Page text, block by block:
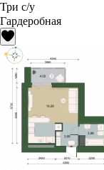
Три с/у
Гардеробная